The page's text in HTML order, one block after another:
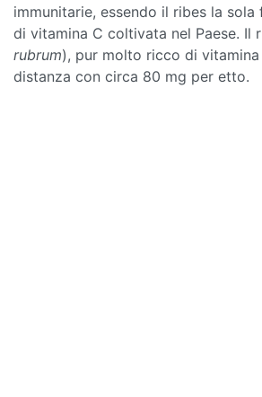
immunitarie, essendo il ribes la
di vitamina C coltivata nel Paese. Il
rubrum), pur molto ricco di vitamina
distanza con circa 80 mg per etto.